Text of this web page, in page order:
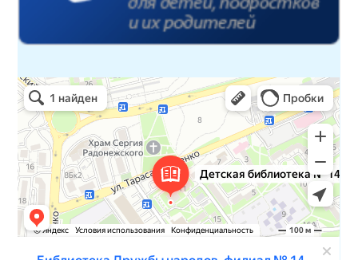
Детская библиотека № 14 Дружбы народов
Библиотека в Севастополе